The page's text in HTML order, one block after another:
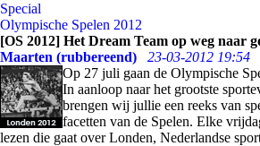
Special
Olympische Spelen 2012
[OS 2012] Het Dream Team op weg naar
Maarten (rubbereend)
23-03-2012 19:54
Op 27 juli gaan de Olympische
In aanloop naar het grootste
brengen wij jullie een reeks van
facetten van de Spelen. Elke
lezen die gaat over Londen, Nederlandse